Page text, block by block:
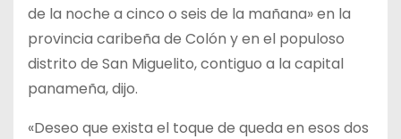
de la noche a cinco o seis de la mañana» en la
provincia caribeña de Colón y en el populoso
distrito de San Miguelito, contiguo a la capital
panameña, dijo.
«Deseo que exista el toque de queda en esos dos